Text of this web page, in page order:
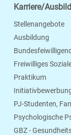
Karriere/
Stellenangebote
Ausbildung
Freiwilliges
Praktikum
PJ-Studenten,
Psychologische
GBZ -